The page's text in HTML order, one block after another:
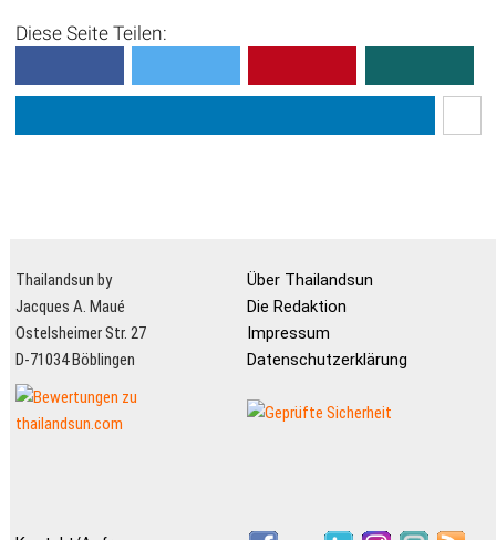
Diese Seite Teilen:
Thailandsun by
Jacques A. Maué
Ostelsheimer Str. 27
D-71034 Böblingen
Über Thailandsun
Die Redaktion
Impressum
Datenschutzerklärung